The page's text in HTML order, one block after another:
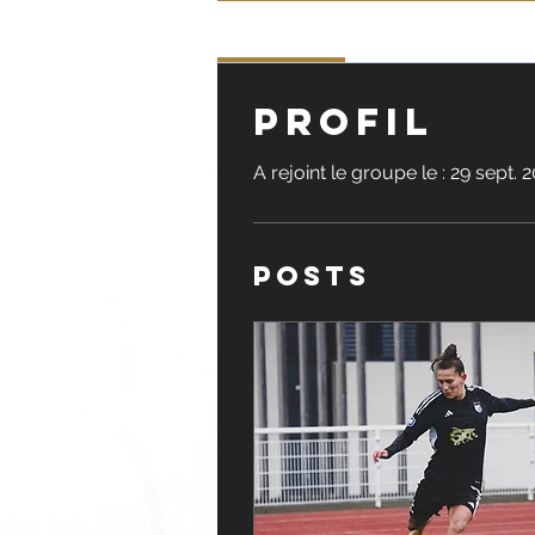
Profil
A rejoint le groupe le : 29 sept.
Posts